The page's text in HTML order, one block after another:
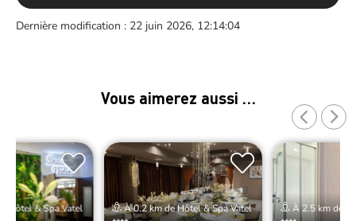
Dernière modification : 22 juin 2026, 12:14:04
Vous aimerez aussi …
Hôtel & Spa Vatel
À 0.2 km de Hôtel & Spa Vatel
À 2.5 km de